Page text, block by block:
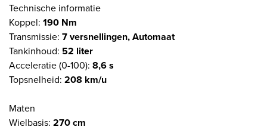
Technische informatie
Koppel: 190 Nm
Transmissie: 7 versnellingen, Automaat
Tankinhoud: 52 liter
Acceleratie (0-100): 8,6 s
Topsnelheid: 208 km/u
Maten
Wielbasis: 270 cm